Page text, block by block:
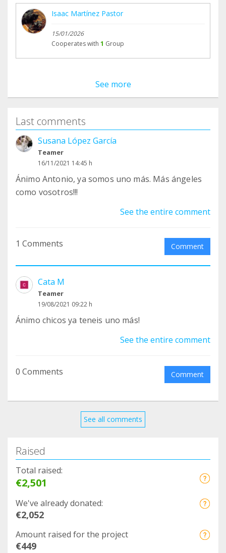
Isaac Martínez Pastor
15/01/2026
Cooperates with 1 Group
See more
Last comments
Susana López García
Teamer
16/11/2021 14:45 h
Ánimo Antonio, ya somos uno más. Más ángeles
como vosotros!!!
See the entire comment
1 Comments Comment
Cata M
Teamer
19/08/2021 09:22 h
Ánimo chicos ya teneis uno más!
See the entire comment
0 Comments Comment
See all comments
Raised
Total raised:
€2,501
We've already donated:
€2,052
Amount raised for the project
€449